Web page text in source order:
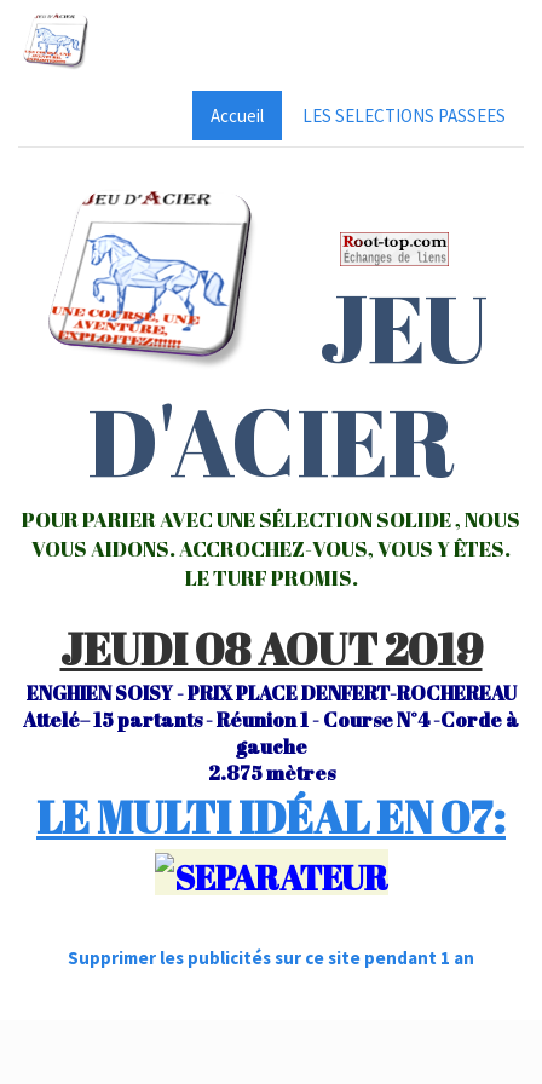
Accueil LES SELECTIONS PASSEES
JEU
D'ACIER
POUR PARIER AVEC UNE SÉLECTION SOLIDE , NOUS
VOUS AIDONS. ACCROCHEZ-VOUS, VOUS Y ÊTES.
LE TURF PROMIS.
JEUDI 08 AOUT 2019
ENGHIEN SOISY - PRIX PLACE DENFERT-ROCHEREAU
Attelé– 15 partants - Réunion 1 - Course N°4 -Corde à
gauche
2.875 mètres
LE MULTI IDÉAL EN 07:
Supprimer les publicités sur ce site pendant 1 an